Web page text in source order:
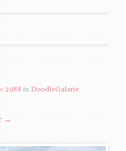
2988inDoodleGalerie
→